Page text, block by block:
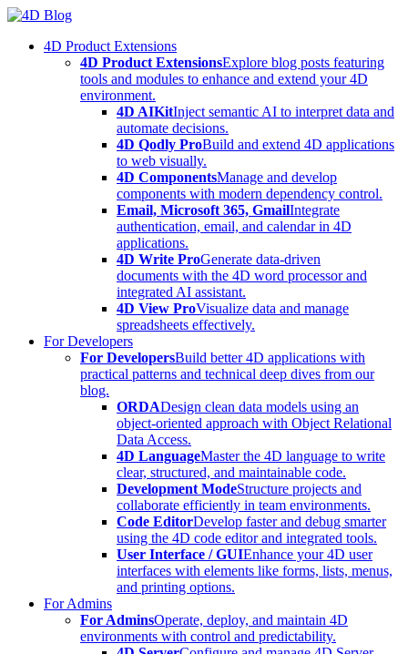
Skip
content4D Product Extensions
4D Product ExtensionsExplore blog posts featuring
tools and modules to enhance and extend your 4D
environment.
4D AIKitInject semantic AI to interpret data and
automate decisions.
4D Qodly ProBuild and extend 4D applications
to web visually.
4D ComponentsManage and develop
components with modern dependency control.
Email, Microsoft 365, GmailIntegrate
authentication, email, and calendar in 4D
applications.
4D Write ProGenerate data-driven
documents with the 4D word processor and
integrated AI assistant.
4D View ProVisualize data and manage
spreadsheets effectively.
For Developers
For DevelopersBuild better 4D applications with
practical patterns and technical deep dives from our
blog.
ORDADesign clean data models using an
object-oriented approach with Object Relational
Data Access.
4D LanguageMaster the 4D language to write
clear, structured, and maintainable code.
Development ModeStructure projects and
collaborate efficiently in team environments.
Code EditorDevelop faster and debug smarter
using the 4D code editor and integrated tools.
User Interface / GUIEnhance your 4D user
interfaces with elements like forms, lists, menus,
and printing options.
For Admins
For AdminsOperate, deploy, and maintain 4D
environments with control and predictability.